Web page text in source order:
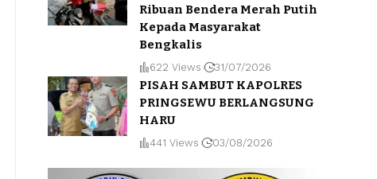
Ribuan Bendera Merah Putih
Kepada Masyarakat
Bengkalis
622 Views 31/07/2026
PISAH SAMBUT KAPOLRES
PRINGSEWU BERLANGSUNG
HARU
441 Views 03/08/2026